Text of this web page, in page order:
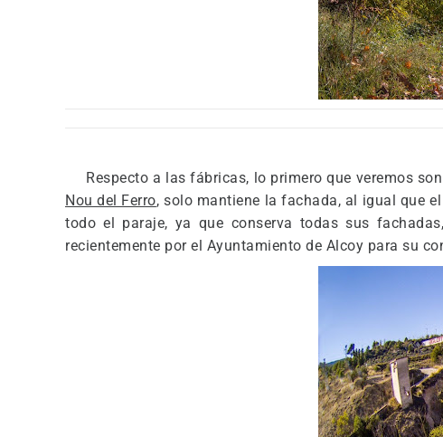
Respecto a las fábricas, lo primero que veremos
Nou del Ferro, solo mantiene la fachada, al igual que
todo el paraje, ya que conserva todas sus
recientemente por el Ayuntamiento de Alcoy para su